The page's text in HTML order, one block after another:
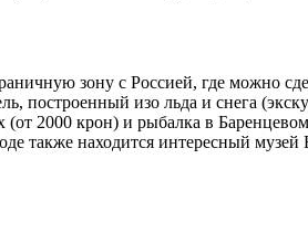
зону с Россией, где можно
построенный изо льда и снега
(от 2000 крон) и рыбалка в
также находится интересный